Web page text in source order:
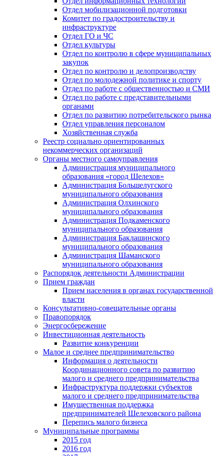
Отдел мобилизационной подготовки
Комитет по градостроительству и
инфраструктуре
Отдел ГО и ЧС
Отдел культуры
Отдел по контролю в сфере муниципальных
закупок
Отдел по контролю и делопроизводству
Отдел по молодежной политике и спорту
Отдел по работе с общественностью и СМИ
Отдел по работе с представительными
органами
Отдел по развитию потребительского рынка
Отдел управления персоналом
Хозяйственная служба
Реестр социально ориентированных
некоммерческих организаций
Органы местного самоуправления
Администрация муниципального
образования «город Шелехов»
Администрация Большелугского
муниципального образования
Администрация Олхинского
муниципального образования
Администрация Подкаменского
муниципального образования
Администрация Баклашинского
муниципального образования
Администрация Шаманского
муниципального образования
Распорядок деятельности Администрации
Прием граждан
Прием населения в органах государственной
власти
Консультативно-совещательные органы
Правопорядок
Энергосбережение
Инвестиционная деятельность
Развитие конкуренции
Малое и среднее предпринимательство
Информация о деятельности
Координационного совета по развитию
малого и среднего предпринимательства
Инфраструктура поддержки субъектов
малого и среднего предпринимательства
Имущественная поддержка
предпринимателей Шелеховского района
Перепись малого бизнеса
Муниципальные программы
2015 год
2016 год